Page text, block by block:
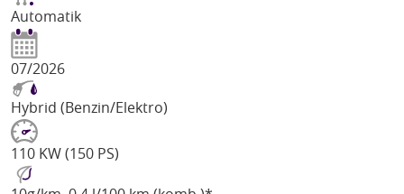
Automatik
07/2026
Hybrid (Benzin/Elektro)
110 KW (150 PS)